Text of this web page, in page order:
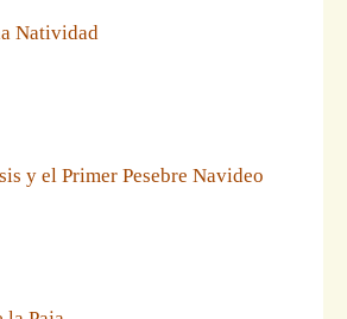
Natividad
y el Primer Pesebre Navideo